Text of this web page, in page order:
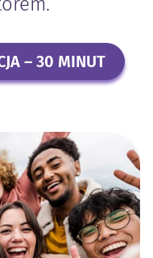
– 30 MINUT